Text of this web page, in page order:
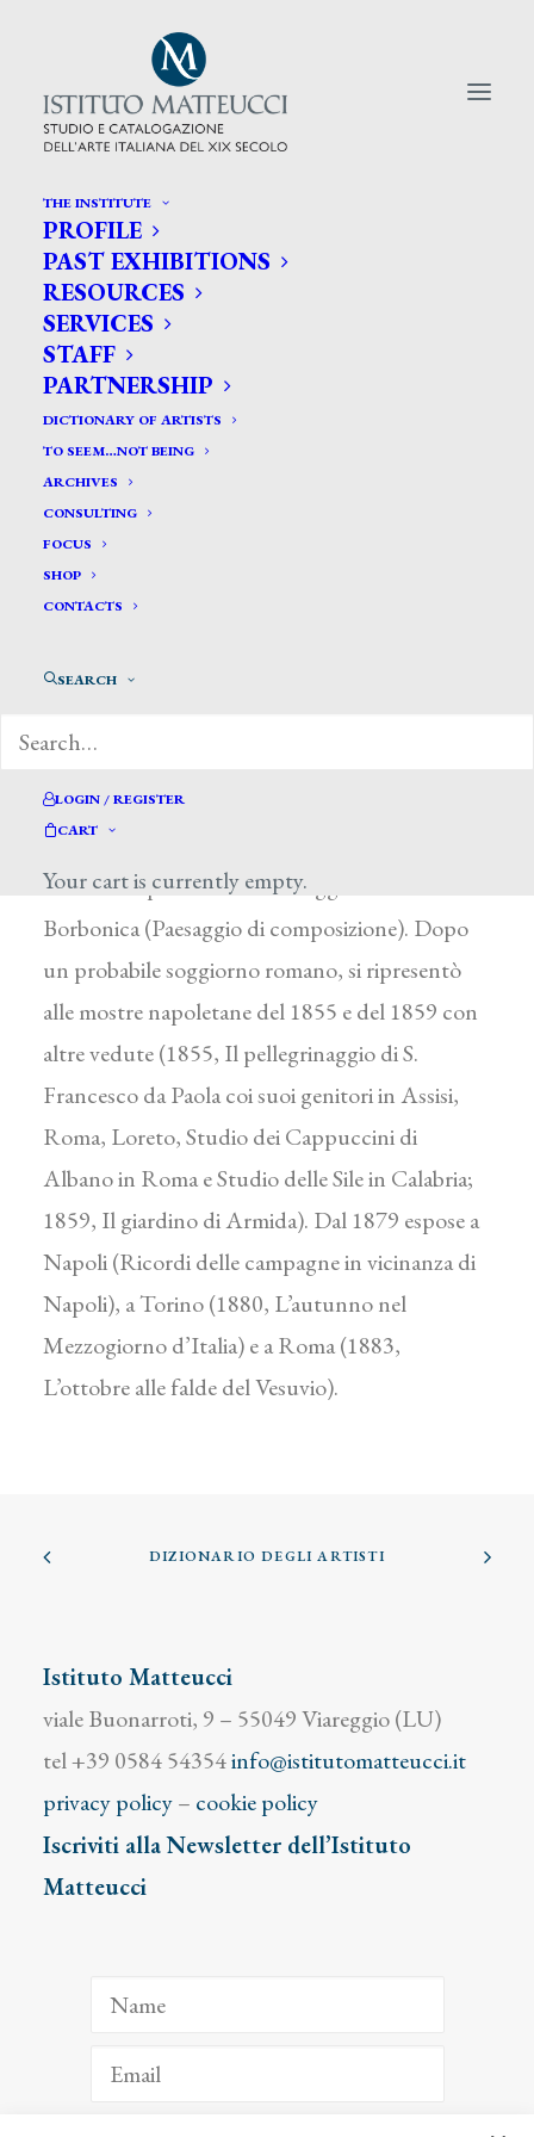
THE INSTITUTE
PROFILE
PAST EXHIBITIONS
RESOURCES
SERVICES
STAFF
PARTNERSHIP
DICTIONARY OF ARTISTS
TO SEEM…NOT BEING
ARCHIVES
CONSULTING
FOCUS
SHOP
CONTACTS
SEARCH
LOGIN / REGISTER
CART
Your cart is currently empty.
CERCA TRA GLI ARTISTI:
Search
for:
Di Giambattista (De
Giambattista) Luigi*
DI GIAMBATTISTA (DE GIAMBATTISTA)
Attivo a Napoli fra il 1845 e il 1883
Scarsamente documentato, l’artista compare
una prima volta fra gli allievi dell’Accademia che
nel 1845 esponevano i loro saggi alla Biennale
Borbonica (Paesaggio di composizione). Dopo
un probabile soggiorno romano, si ripresentò
alle mostre napoletane del 1855 e del 1859 con
altre vedute (1855, Il pellegrinaggio di S.
Francesco da Paola coi suoi genitori in Assisi,
Roma, Loreto, Studio dei Cappuccini di
Albano in Roma e Studio delle Sile in Calabria;
1859, Il giardino di Armida). Dal 1879 espose a
Napoli (Ricordi delle campagne in vicinanza di
Napoli), a Torino (1880, L’autunno nel
Mezzogiorno d’Italia) e a Roma (1883,
L’ottobre alle falde del Vesuvio).
DIZIONARIO DEGLI ARTISTI
Istituto Matteucci
viale Buonarroti, 9 – 55049 Viareggio (LU)
tel +39 0584 54354info@istitutomatteucci.it
privacy policy– cookie policy
Iscriviti alla Newsletter dell’Istituto
Matteucci